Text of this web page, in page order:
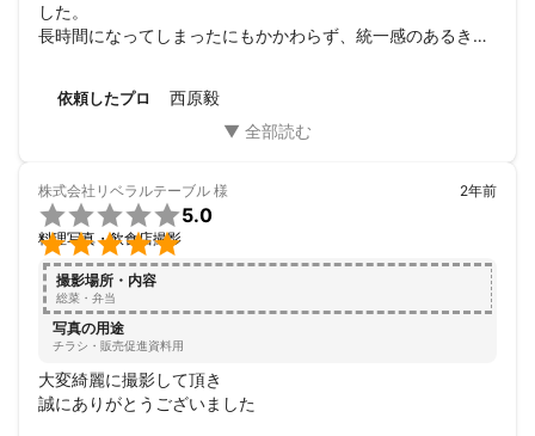
した。
長時間になってしまったにもかかわらず、統一感のあるきれ
す。
依頼したプロ 西原毅
株式会社リベラルテーブル 様


5.0
料理写真・飲食店撮影
2年前
撮影場所・内容
総菜・弁当
写真の用途
チラシ・販売促進資料用
大変綺麗に撮影して頂き
誠にありがとうございました